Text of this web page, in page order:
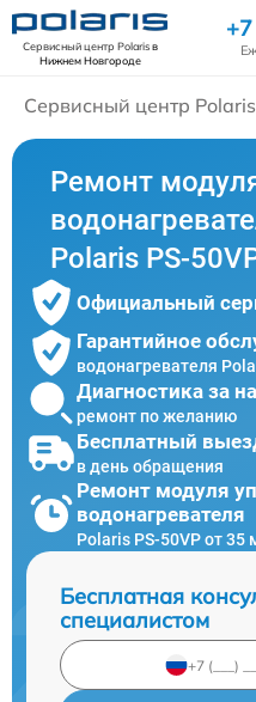
Сервисный центр Polarisв
Нижнем Новгороде
Сервисный центр Polaris
Ремонт
Polaris PS-
Официальный
Гарантийное
водонагревателя
Диагностика за
ремонт по желанию
Бесплатный
в день обращения
Ремонт модуля
водонагревателя
Polaris PS-50VP от 35
Бесплатная
специалистом